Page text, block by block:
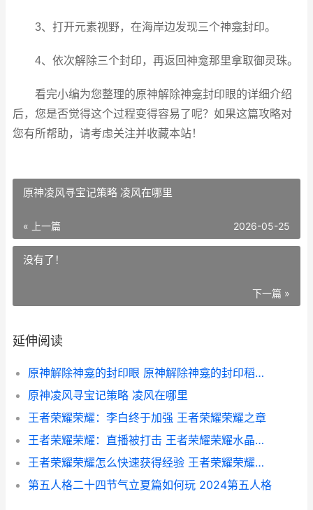
3、打开元素视野，在海岸边发现三个神龛封印。
4、依次解除三个封印，再返回神龛那里拿取御灵珠。
看完小编为您整理的原神解除神龛封印眼的详细介绍
后，您是否觉得这个过程变得容易了呢？如果这篇攻略对
您有所帮助，请考虑关注并收藏本站！
原神凌风寻宝记策略 凌风在哪里
« 上一篇 2026-05-25
没有了！
下一篇 »
延伸阅读
原神解除神龛的封印眼 原神解除神龛的封印稻妻视频
原神凌风寻宝记策略 凌风在哪里
王者荣耀荣耀：李白终于加强 王者荣耀荣耀之章
王者荣耀荣耀：直播被打击 王者荣耀荣耀水晶保底多少
王者荣耀荣耀怎么快速获得经验 王者荣耀荣耀怎么换地区
第五人格二十四节气立夏篇如何玩 2024第五人格